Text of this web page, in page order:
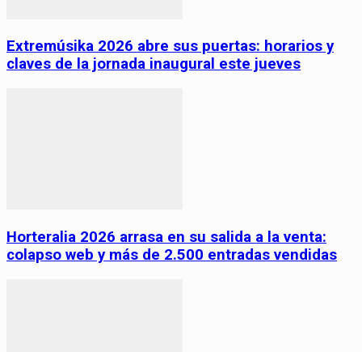
Extremúsika 2026 abre sus puertas: horarios y
claves de la jornada inaugural este jueves
Horteralia 2026 arrasa en su salida a la venta:
colapso web y más de 2.500 entradas vendidas